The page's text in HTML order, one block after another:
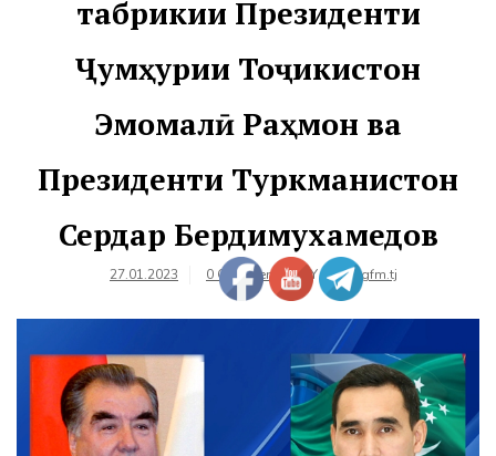
табрикии Президенти
Ҷумҳурии Тоҷикистон
Эмомалӣ Раҳмон ва
Президенти Туркманистон
Сердар Бердимухамедов
27.01.2023 0 Comments BYfarhangfm.tj